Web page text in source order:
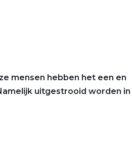
mensen hebben het een en
uitgestrooid worden in